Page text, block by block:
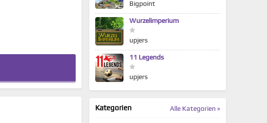
Bigpoint
Wurzelimperium
upjers
11 Legends
upjers
Alle Kategorien »
Kategorien